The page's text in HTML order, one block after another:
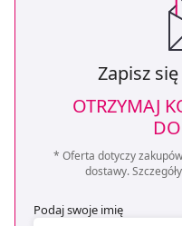
Zapisz
OTRZYMAJ
* Oferta dotyczy
dostawy.
Podaj swoje imię